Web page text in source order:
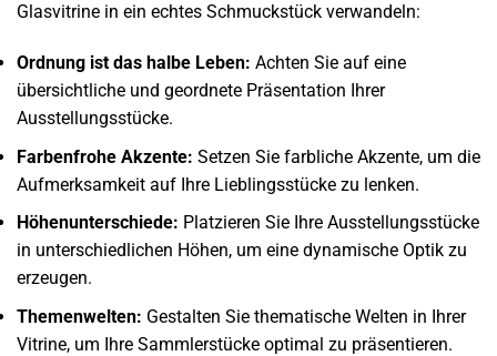
Glasvitrine in ein echtes Schmuckstück verwandeln:
Ordnung ist das halbe Leben: Achten Sie auf eine
übersichtliche und geordnete Präsentation Ihrer
Ausstellungsstücke.
Farbenfrohe Akzente: Setzen Sie farbliche Akzente, um die
Aufmerksamkeit auf Ihre Lieblingsstücke zu lenken.
Höhenunterschiede: Platzieren Sie Ihre Ausstellungsstücke
in unterschiedlichen Höhen, um eine dynamische Optik zu
erzeugen.
Themenwelten: Gestalten Sie thematische Welten in Ihrer
Vitrine, um Ihre Sammlerstücke optimal zu präsentieren.